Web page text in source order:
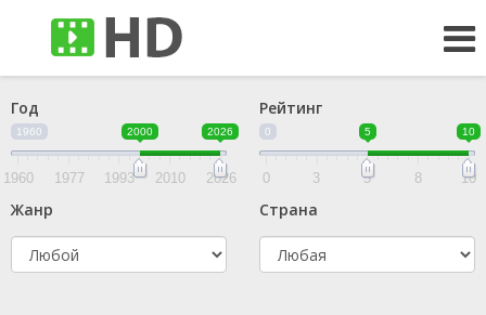
Год
1960 2000 2026
1960 1977 1993 2010 2026
Рейтинг
0 5 10
0 3 5 8 10
Жанр Страна